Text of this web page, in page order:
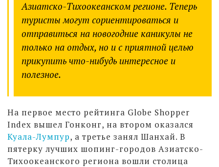
Азиатско-Тихоокеанском регионе. Теперь
туристы могут сориентироваться и
отправиться на новогодние каникулы не
только на отдых, но и с приятной целью
прикупить что-нибудь интересное и
полезное.
На первое место рейтинга Globe Shopper
Index вышел Гонконг, на втором оказался
Куала-Лумпур, а третье занял Шанхай. В
пятерку лучших шопинг-городов Азиатско-
Тихоокеанского региона вошли столица